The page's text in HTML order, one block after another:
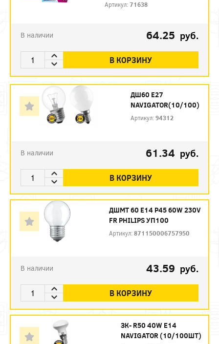
Артикул:71638
В наличии 64.25 руб.
В КОРЗИНУ
ДШ60 Е27
NAVIGATOR(10/100)
Артикул:94312
В наличии 61.34 руб.
В КОРЗИНУ
ДШМТ 60 Е14 P45 60W 230V
FR PHILIPS УП100
Артикул:871150006757950
В наличии 43.59 руб.
В КОРЗИНУ
ЗК- R50 40W E14
NAVIGATOR (10/100ШТ)